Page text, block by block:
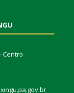
Centro